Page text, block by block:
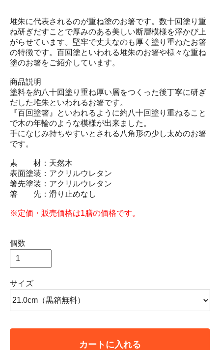
堆朱に代表されるのが重ね塗のお箸です。数十回塗り重
ね研ぎだすことで厚みのある美しい断層模様を浮かび上
がらせています。堅牢で丈夫なのも厚く塗り重ねたお箸
の特徴です。百回塗といわれる堆朱のお箸や様々な重ね
塗のお箸をご紹介しています。
商品説明
塗料を約八十回塗り重ね厚い層をつくった後丁寧に研ぎ
だした堆朱といわれるお箸です。
『百回塗箸』といわれるように約八十回塗り重ねること
で木の年輪のような模様が出来ました。
手になじみ持ちやすいとされる八角形の少し太めのお箸
です。
素 材：天然木
表面塗装：アクリルウレタン
箸先塗装：アクリルウレタン
箸 先：滑り止めなし
※定価・販売価格は1膳の価格です。
個数
サイズ
カートに入れる